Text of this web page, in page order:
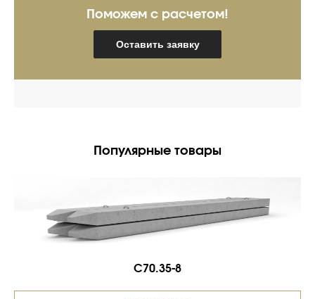
Поможем с расчетом!
Оставить заявку
Популярные товары
С70.35-8